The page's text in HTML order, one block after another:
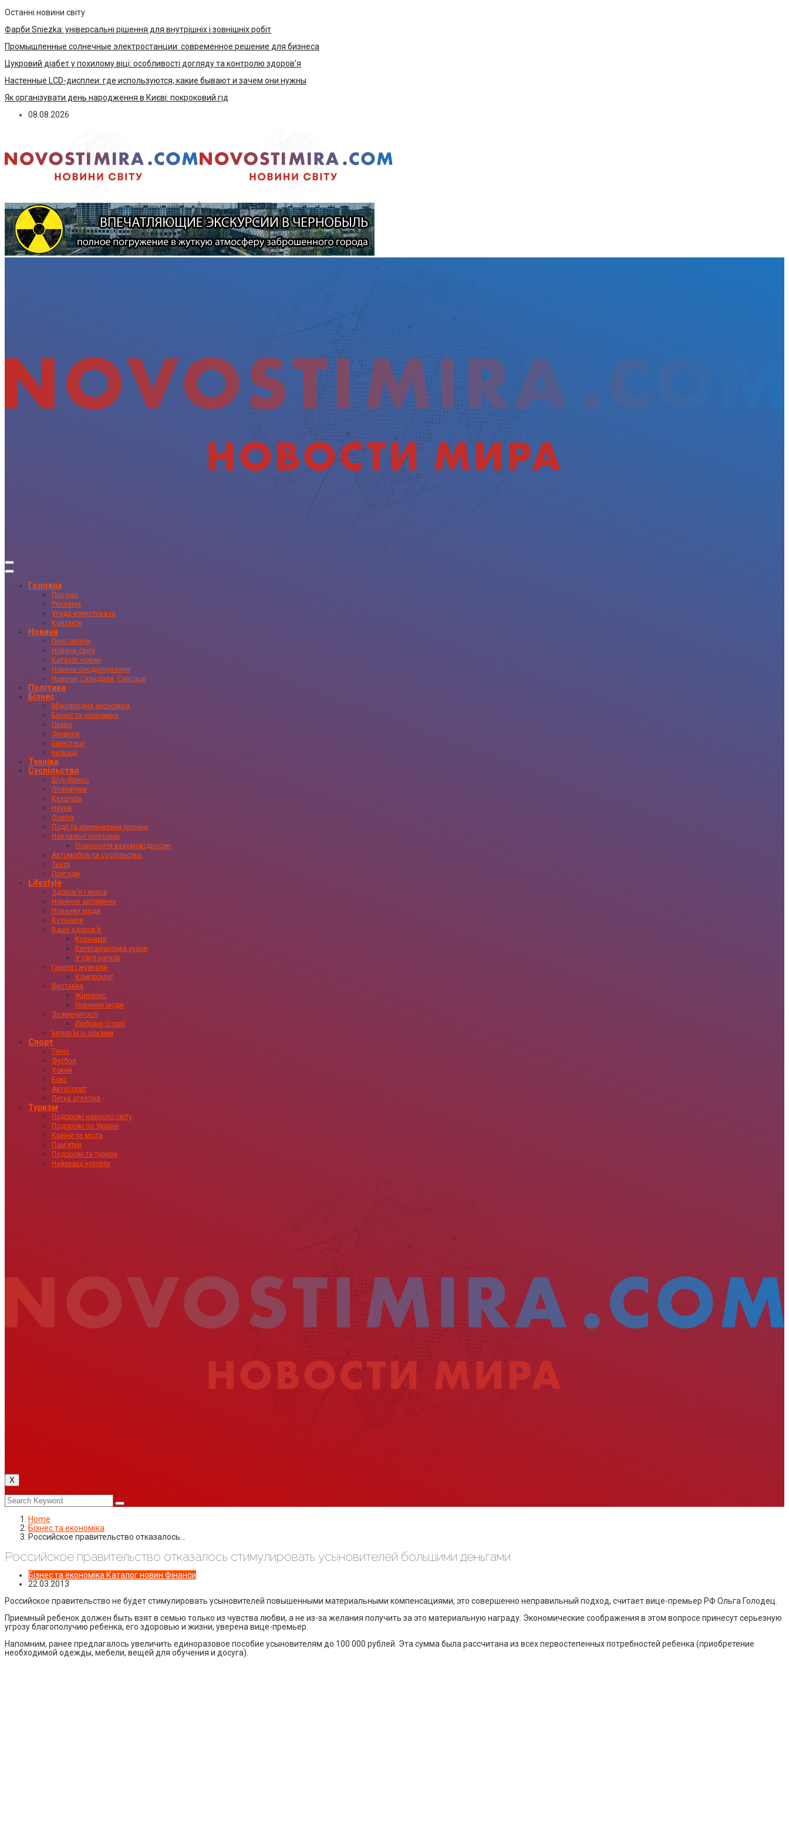
Останні новини світу
Фарби Sniezka: універсальні рішення для внутрішніх і зовнішніх робіт
Промышленные солнечные электростанции: современное решение для бизнеса
Цукровий діабет у похилому віці: особливості догляду та контролю здоров’я
Настенные LCD-дисплеи: где используются, какие бывают и зачем они нужны
Як організувати день народження в Києві: покроковий гід
08.08.2026
Головна
Про нас
Реклама
Угода користувача
Контакти
Новини
Прес-релізи
Новини світу
Каталог новин
Новини оподаткування
Новини, Скандали, Сенсації
Політика
Бізнес
Міжнародна економіка
Бізнес та економіка
Право
Фінанси
Інвестиції
Іновації
Техніка
Суспільство
Шоу-бізнес
Література
Культура
Наука
Освіта
Події та кримінальна хроніка
Навчальні програми
Психологія взаємовідносин
Автомобіль та суспільство
Театр
Пригоди
Lifestyle
Здоровʼя і краса
Новинки авторинку
Новинки моди
Кулінарія
Ваше здоровʼя
Кулінарія
Вегетаріанська кухня
У світі напоїв
Газети і журнали
Компромат
Виставка
Живопис
Новинки моди
Знаменитості
Любовні історії
Інтервʼю із зірками
Спорт
Теніс
Футбол
Хокей
Бокс
Автоспорт
Легка атлетіка
Туризм
Подорожі навколо світу
Подорожі по Україні
Країни та міста
Пам’ятки
Подорожі та туризм
Найкращі курорти
X
Home
Бізнес та економіка
Российское правительство отказалось…
Российское правительство отказалось стимулировать усыновителей большими деньгами
Бізнес та економіка Каталог новин Фінанси
22.03.2013
Российское правительство не будет стимулировать усыновителей повышенными материальными компенсациями, это совершенно неправильный подход, считает вице-премьер РФ Ольга Голодец.
Приемный ребенок должен быть взят в семью только из чувства любви, а не из-за желания получить за это материальную награду. Экономические соображения в этом вопросе принесут серьезную
угрозу благополучию ребенка, его здоровью и жизни, уверена вице-премьер.
Напомним, ранее предлагалось увеличить единоразовое пособие усыновителям до 100 000 рублей. Эта сумма была рассчитана из всех первостепенных потребностей ребенка (приобретение
необходимой одежды, мебели, вещей для обучения и досуга).